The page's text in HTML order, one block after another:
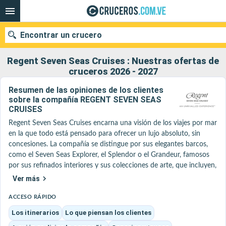
Regent Seven Seas Cruises : Nuestras ofertas de
cruceros 2026 - 2027
Resumen de las opiniones de los clientes
sobre la compañía REGENT SEVEN SEAS
CRUISES
Regent Seven Seas Cruises encarna una visión de los viajes por mar
en la que todo está pensado para ofrecer un lujo absoluto, sin
concesiones. La compañía se distingue por sus elegantes barcos,
como el Seven Seas Explorer, el Splendor o el Grandeur, famosos
por sus refinados interiores y sus colecciones de arte, que incluyen,
entre otras cosas, obras de Picasso y piezas icónicas como el
La experiencia se basa en suites que se encuentran entre las más
espaciosas del mar, todas con balcón, algunas de las cuales ofrecen
prestaciones excepcionales con spa privado, sauna y vista
Ver más
ACCESO RÁPIDO
Los itinerarios
Lo que piensan los clientes
Encontrar un crucero
Nuestros destinos
Fecha de salida
Puertos Compañías
Buscar